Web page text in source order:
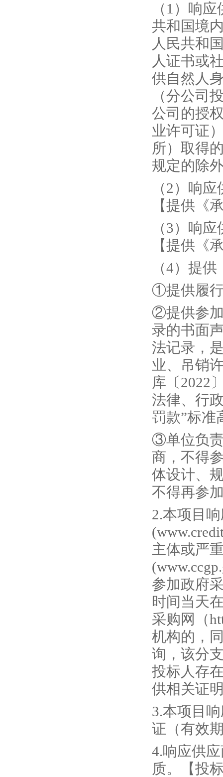
（1）响应
共和国境
人民共和
人证书或
供自然人
（分公司
公司的授
业许可证
所）取得
规定的除
（2）响应
【提供《
（3）响应
【提供《
（4）提供
①提供履
②提供参
录的书面
法记录，
业、吊销
库〔2022
法律、行
罚款”标准
③单位负
商，不得
体设计、
不得再参
2.本项目
主体或严
参加政府
时间当天
采购网（
机构的，
询，该分
投标人存
供相关证
3.本项目
证（有效
4.响应供
质。【投